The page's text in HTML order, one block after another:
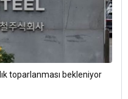
toparlanması bekleniyor